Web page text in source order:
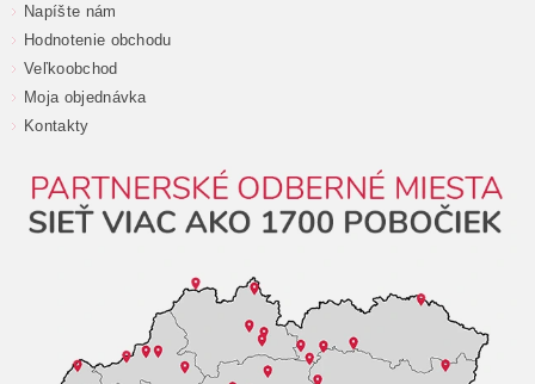
Napíšte nám
Hodnotenie obchodu
Veľkoobchod
Moja objednávka
Kontakty